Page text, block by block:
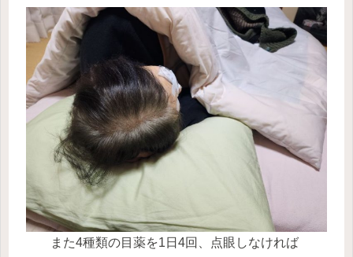
また4種類の目薬を1日4回、点眼しなければ